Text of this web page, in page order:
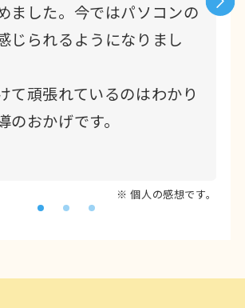
ました。今ではパソコンの
じられるようになりまし
て頑張れているのはわかり
のおかげです。
※ 個人の感想です。